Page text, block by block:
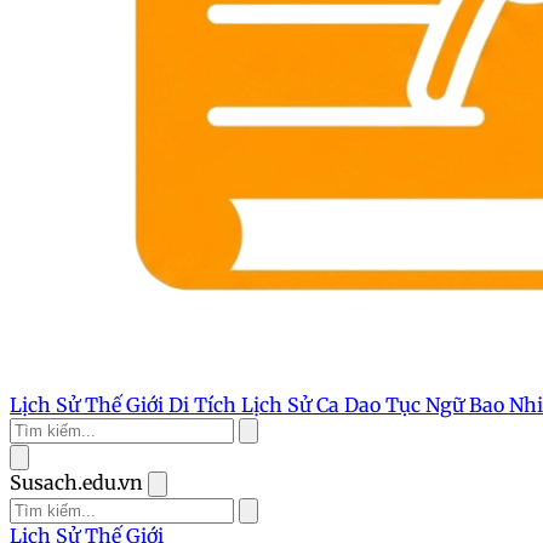
Lịch Sử Thế Giới Di Tích Lịch SửCa Dao Tục NgữBao
Susach.edu.vn
Lịch Sử Thế Giới